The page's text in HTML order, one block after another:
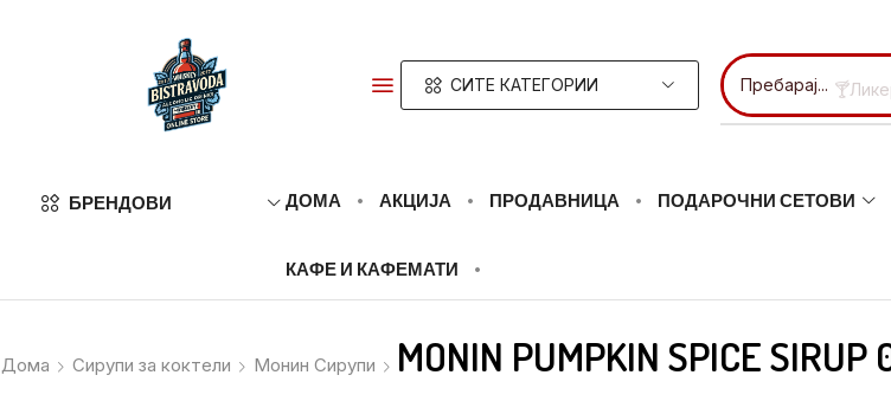
СИТЕ КАТЕГОРИИ Пребарај...
БРЕНДОВИ ДОМА АКЦИЈА ПРОДАВНИЦА ПОДАРОЧНИ СЕТОВИ
КАФЕ И КАФЕМАТИ
Дома Сирупи за коктели Монин Сирупи MONIN PUMPKIN SPICE SIRUP